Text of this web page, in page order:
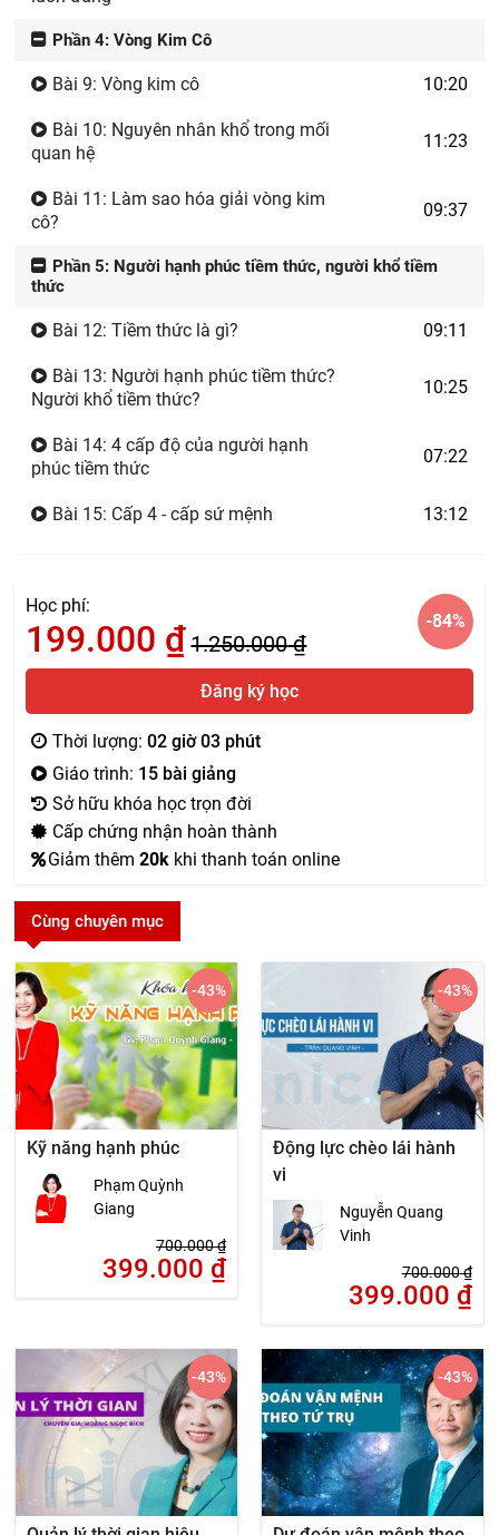
Phần 4: Vòng Kim Cô
Bài 9: Vòng kim cô 10:20
Bài 10: Nguyên nhân khổ trong mối
quan hệ
11:23
Bài 11: Làm sao hóa giải vòng kim
cô?
09:37
Phần 5: Người hạnh phúc tiềm thức, người khổ tiềm
thức
Bài 12: Tiềm thức là gì? 09:11
Bài 13: Người hạnh phúc tiềm thức?
Người khổ tiềm thức?
10:25
Bài 14: 4 cấp độ của người hạnh
phúc tiềm thức
07:22
Bài 15: Cấp 4 - cấp sứ mệnh 13:12
Học phí:
199.000 ₫1.250.000₫
-84%
Đăng ký học
Thời lượng:02 giờ 03 phút
Giáo trình: 15 bài giảng
Sở hữu khóa học trọn đời
Cấp chứng nhận hoàn thành
Giảm thêm20k khi thanh toán online
Cùng chuyên mục
Kỹ năng hạnh phúc
Phạm Quỳnh
Giang
700.000₫
399.000 ₫
-43%
Động lực chèo lái hành
vi
Nguyễn Quang
Vinh
700.000₫
399.000 ₫
-43%
-43% -43%